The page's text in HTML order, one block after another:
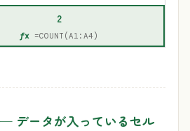
2
=COUNT(A1:A4)
データが入っているセル